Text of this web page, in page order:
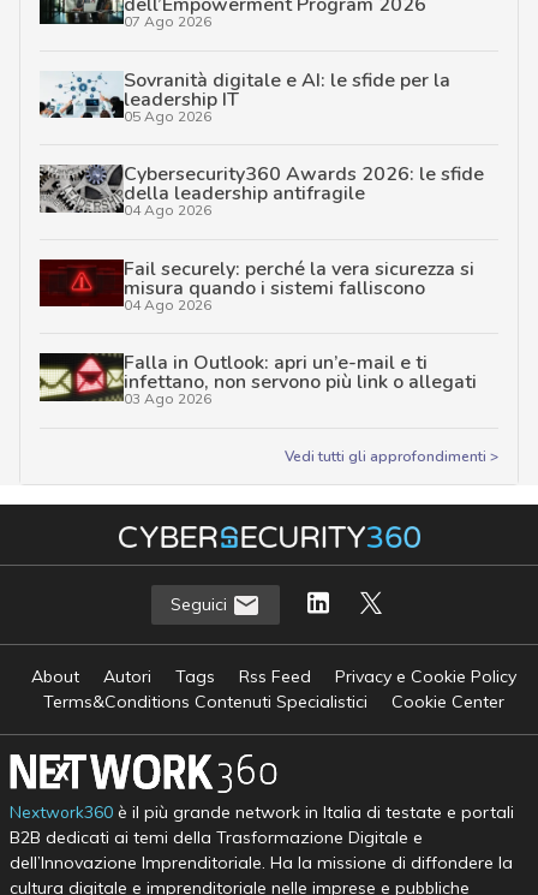
dell’Empowerment Program 2026
07 Ago 2026
Sovranità digitale e AI: le sfide per la
leadership IT
05 Ago 2026
Cybersecurity360 Awards 2026: le sfide
della leadership antifragile
04 Ago 2026
Fail securely: perché la vera sicurezza si
misura quando i sistemi falliscono
04 Ago 2026
Falla in Outlook: apri un’e-mail e ti
infettano, non servono più link o allegati
03 Ago 2026
Vedi tutti gli approfondimenti >
Seguici
About Autori Tags Rss Feed
Privacy e Cookie Policy
Terms&Conditions Contenuti Specialistici
Cookie Center
Nextwork360è il più grande network in Italia di testate e portali
B2B dedicati ai temi della Trasformazione Digitale e
dell’Innovazione Imprenditoriale. Ha la missione di diffondere la
cultura digitale e imprenditoriale nelle imprese e pubbliche